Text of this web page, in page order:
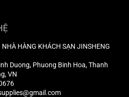
HÀNG KHÁCH SẠN JINSHENG
Duong, Phuong Binh Hoa, Thanh
VN